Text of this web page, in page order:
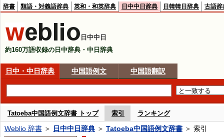
辞書 類語・対義語辞典 英和・和英辞典 日中中日辞典 日韓韓日辞典 古語辞
日中中日
約160万語収録の日中辞典・中日辞典
日中・中日辞典 中国語例文 中国語翻訳
Tatoeba中国語例文辞書 トップ 索引 ランキング
Weblio 辞書 ＞ 日中中日辞典 ＞ Tatoeba中国語例文辞書 ＞ 索引